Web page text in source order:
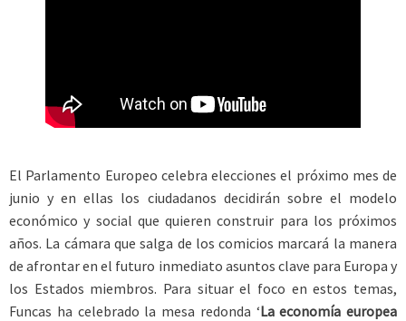
El Parlamento Europeo celebra elecciones el próximo mes de
junio y en ellas los ciudadanos decidirán sobre el modelo
económico y social que quieren construir para los próximos
años. La cámara que salga de los comicios marcará la manera
de afrontar en el futuro inmediato asuntos clave para Europa y
los Estados miembros. Para situar el foco en estos temas,
Funcas ha celebrado la mesa redonda ‘La economía europea